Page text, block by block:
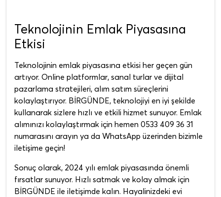
Teknolojinin Emlak Piyasasına
Etkisi
Teknolojinin emlak piyasasına etkisi her geçen gün
artıyor. Online platformlar, sanal turlar ve dijital
pazarlama stratejileri, alım satım süreçlerini
kolaylaştırıyor. BİRGÜNDE, teknolojiyi en iyi şekilde
kullanarak sizlere hızlı ve etkili hizmet sunuyor. Emlak
alımınızı kolaylaştırmak için hemen 0533 409 36 31
numarasını arayın ya da WhatsApp üzerinden bizimle
iletişime geçin!
Sonuç olarak, 2024 yılı emlak piyasasında önemli
fırsatlar sunuyor. Hızlı satmak ve kolay almak için
BİRGÜNDE ile iletişimde kalın. Hayalinizdeki evi